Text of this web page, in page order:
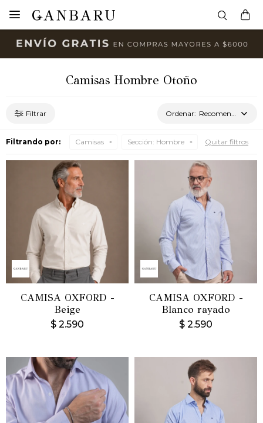

Camisas Hombre Otoño
Recomendados
Filtrando por: Camisas Sección: Hombre Quitar filtros
CAMISA OXFORD -
Beige
$ 2.590
CAMISA OXFORD -
Blanco rayado
$ 2.590